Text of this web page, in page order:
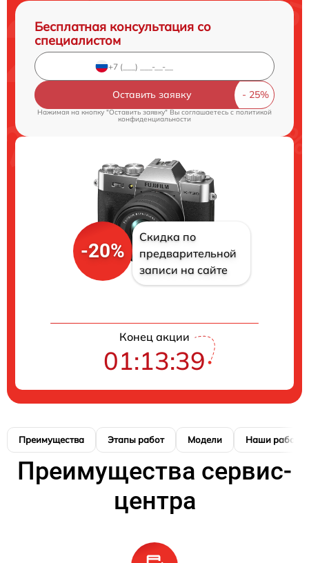
Бесплатная консультация со
специалистом
Оставить заявку
Нажимая на кнопку "Оставить заявку" Вы соглашаетесь c политикой
конфиденциальности
-20%
Скидка по
предварительной
записи на сайте
Конец акции
01:13:38
Преимущества Этапы работ Модели Наши работы
Преимущества сервис-
центра